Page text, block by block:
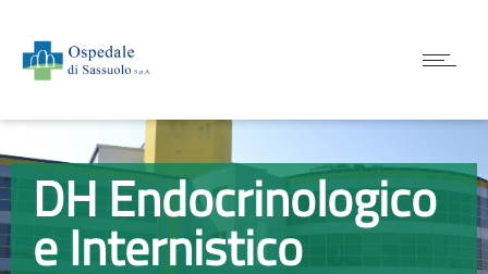
DH Endocrinologico
e Internistico